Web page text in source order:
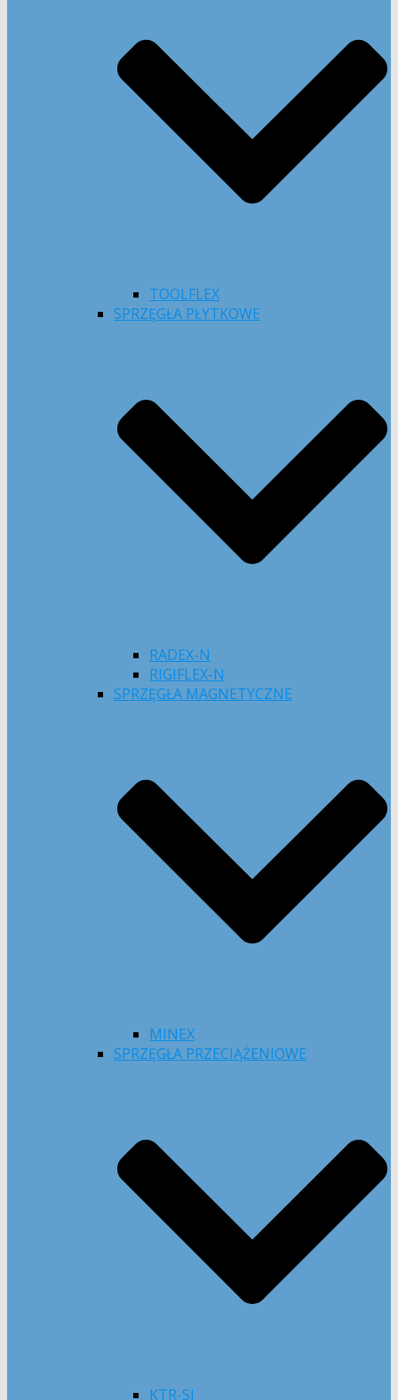
TOOLFLEX
SPRZĘGŁA PŁYTKOWE
RADEX-N
RIGIFLEX-N
SPRZĘGŁA MAGNETYCZNE
MINEX
SPRZĘGŁA PRZECIĄŻENIOWE
KTR-SI